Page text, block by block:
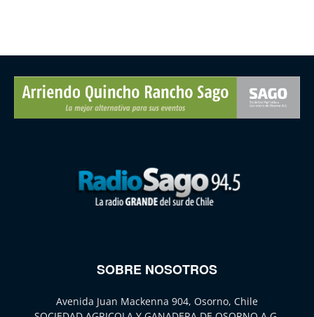
SOBRE NOSOTROS
Avenida Juan Mackenna 904, Osorno, Chile